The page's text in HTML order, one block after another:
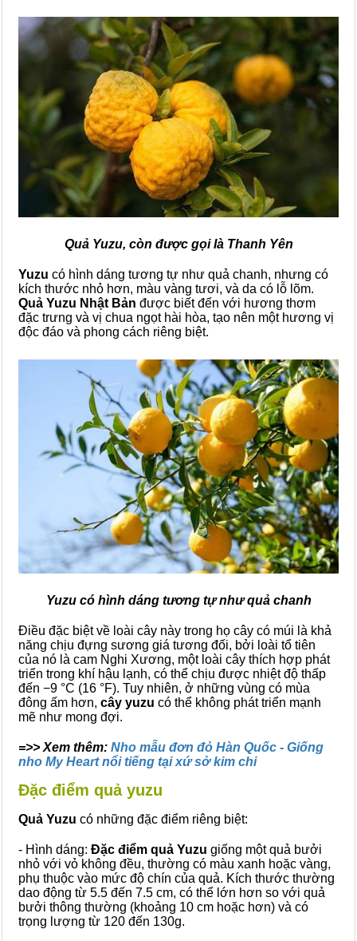
Quả Yuzu, còn được gọi là Thanh Yên
Yuzu có hình dáng tương tự như quả chanh, nhưng có
kích thước nhỏ hơn, màu vàng tươi, và da có lỗ lõm.
Quả Yuzu Nhật Bản được biết đến với hương thơm
đặc trưng và vị chua ngọt hài hòa, tạo nên một hương vị
độc đáo và phong cách riêng biệt.
Yuzu có hình dáng tương tự như quả chanh
Điều đặc biệt về loài cây này trong họ cây có múi là khả
năng chịu đựng sương giá tương đối, bởi loài tổ tiên
của nó là cam Nghi Xương, một loài cây thích hợp phát
triển trong khí hậu lạnh, có thể chịu được nhiệt độ thấp
đến −9 °C (16 °F). Tuy nhiên, ở những vùng có mùa
đông ấm hơn, cây yuzu có thể không phát triển mạnh
mẽ như mong đợi.
=>> Xem thêm: Nho mẫu đơn đỏ Hàn Quốc - Giống
nho My Heart nổi tiếng tại xứ sở kim chi
Đặc điểm quả yuzu
Quả Yuzu có những đặc điểm riêng biệt:
- Hình dáng: Đặc điểm quả Yuzu giống một quả bưởi
nhỏ với vỏ không đều, thường có màu xanh hoặc vàng,
phụ thuộc vào mức độ chín của quả. Kích thước thường
dao động từ 5.5 đến 7.5 cm, có thể lớn hơn so với quả
bưởi thông thường (khoảng 10 cm hoặc hơn) và có
trọng lượng từ 120 đến 130g.